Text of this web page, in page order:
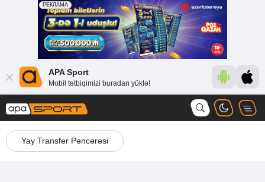
APA Sport
Mobil tətbiqimizi buradan yüklə!
Yay Transfer Pəncərəsi